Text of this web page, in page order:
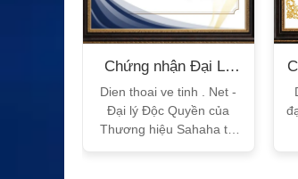
Chứng nhận Đại Lý
Sahaha
Dien thoai ve tinh . Net -
Đại lý Độc Quyền của
Thương hiệu Sahaha tại